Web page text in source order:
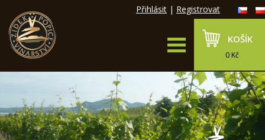
Přihlásit | Registrovat
KOŠÍK
0 Kč